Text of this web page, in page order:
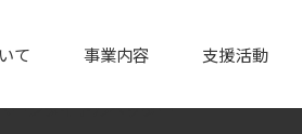
て 事業内容 支援活動